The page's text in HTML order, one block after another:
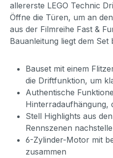
allererste LEGO Technic
Öffne die Türen, um an
aus der Filmreihe Fast &
Bauanleitung liegt dem Set
Bauset mit einem
die Driftfunktion, um
Authentische
Hinterradaufhängung,
Stell Highlights aus
Rennszenen
6-Zylinder-Motor mit
zusammen